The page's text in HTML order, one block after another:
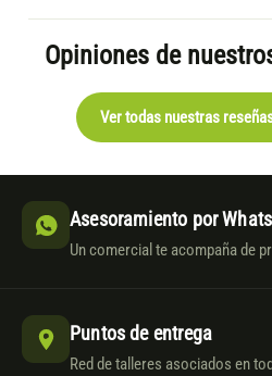
Opiniones de
Ver todas nuestras
Asesoramiento por
Un comercial te acompaña de
Puntos de entrega
Red de talleres asociados en